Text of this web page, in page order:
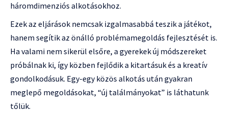
háromdimenziós alkotásokhoz.
Ezek az eljárások nemcsak izgalmasabbá teszik a játékot,
hanem segítik az önálló problémamegoldás fejlesztését is.
Ha valami nem sikerül elsőre, a gyerekek új módszereket
próbálnak ki, így közben fejlődik a kitartásuk és a kreatív
gondolkodásuk. Egy-egy közös alkotás után gyakran
meglepő megoldásokat, “új találmányokat” is láthatunk
tőlük.